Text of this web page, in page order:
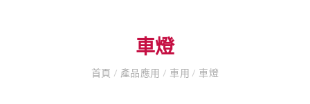
車燈
首頁 / 產品應用 / 車用 / 車燈